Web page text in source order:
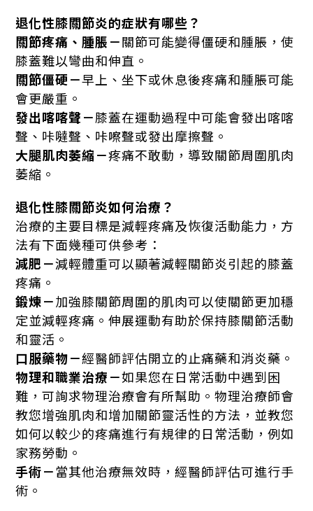
退化性膝關節炎的症狀有哪些？
關節疼痛、腫脹－關節可能變得僵硬和腫脹，使
膝蓋難以彎曲和伸直。
關節僵硬－早上、坐下或休息後疼痛和腫脹可能
會更嚴重。
發出喀喀聲－膝蓋在運動過程中可能會發出喀喀
聲、咔噠聲、咔嚓聲或發出摩擦聲。
大腿肌肉萎縮－疼痛不敢動，導致關節周圍肌肉
萎縮。
退化性膝關節炎如何治療？
治療的主要目標是減輕疼痛及恢復活動能力，方
法有下面幾種可供參考：
減肥－減輕體重可以顯著減輕關節炎引起的膝蓋
疼痛。
鍛煉－加強膝關節周圍的肌肉可以使關節更加穩
定並減輕疼痛。伸展運動有助於保持膝關節活動
和靈活。
口服藥物－經醫師評估開立的止痛藥和消炎藥。
物理和職業治療－如果您在日常活動中遇到困
難，可詢求物理治療會有所幫助。物理治療師會
教您增強肌肉和增加關節靈活性的方法，並教您
如何以較少的疼痛進行有規律的日常活動，例如
家務勞動。
手術－當其他治療無效時，經醫師評估可進行手
術。